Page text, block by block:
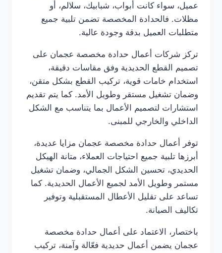
عميل، سواء كانت أبواب، شبابيك، سلالم، أو
مظلات. فالحدادة المخصصة تضمن تلبية جميع
متطلبات العميل بدقة وجودة عالية.
تركز شركات أعمال حدادة مخصصة عجمان على
تصميم القطع الحديدية وفق مقاسات دقيقة،
استخدام خامات قوية، تركيب القطع بشكل متقن،
وضمان تشغيل مستقر وطويل الأمد. كما يتم تقديم
استشارات لتصميم الأعمال بما يتناسب مع الشكل
الداخلي والخارجي للمبنى.
توفر أعمال حدادة مخصصة عجمان مزايا عديدة،
أبرزها تلبية جميع احتياجات العملاء، متانة الهيكل
الحديدي، تحسين الشكل الجمالي، وضمان تشغيل
مستمر وطويل الأمد لجميع الأعمال الحديدية. كما
تساعد على تقليل الأعطال المستقبلية وتوفير
تكاليف الصيانة.
باختصار، الاعتماد على أعمال حدادة مخصصة
عجمان يضمن أعمال حديدية فعّالة وآمنة، تركيب